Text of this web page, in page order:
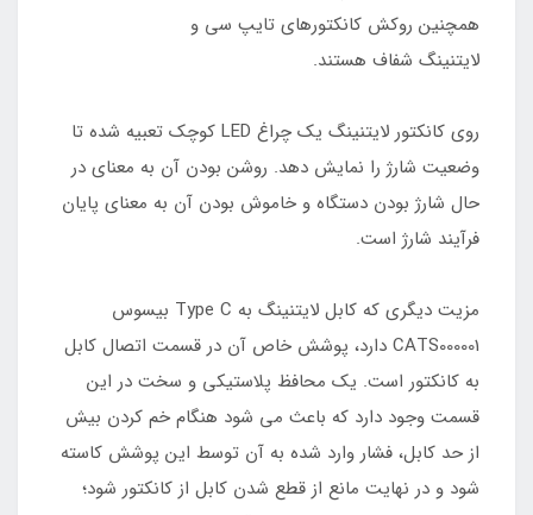
همچنین روکش کانکتورهای تایپ سی و
لایتنینگ شفاف هستند.
روی کانکتور لایتنینگ یک چراغ LED کوچک تعبیه شده تا
وضعیت شارژ را نمایش دهد. روشن بودن آن به معنای در
حال شارژ بودن دستگاه و خاموش بودن آن به معنای پایان
فرآیند شارژ است.
مزیت دیگری که کابل لایتنینگ به Type C بیسوس
CATS000001 دارد، پوشش خاص آن در قسمت اتصال کابل
به کانکتور است. یک محافظ پلاستیکی و سخت در این
قسمت وجود دارد که باعث می شود هنگام خم کردن بیش
از حد کابل، فشار وارد شده به آن توسط این پوشش کاسته
شود و در نهایت مانع از قطع شدن کابل از کانکتور شود؛